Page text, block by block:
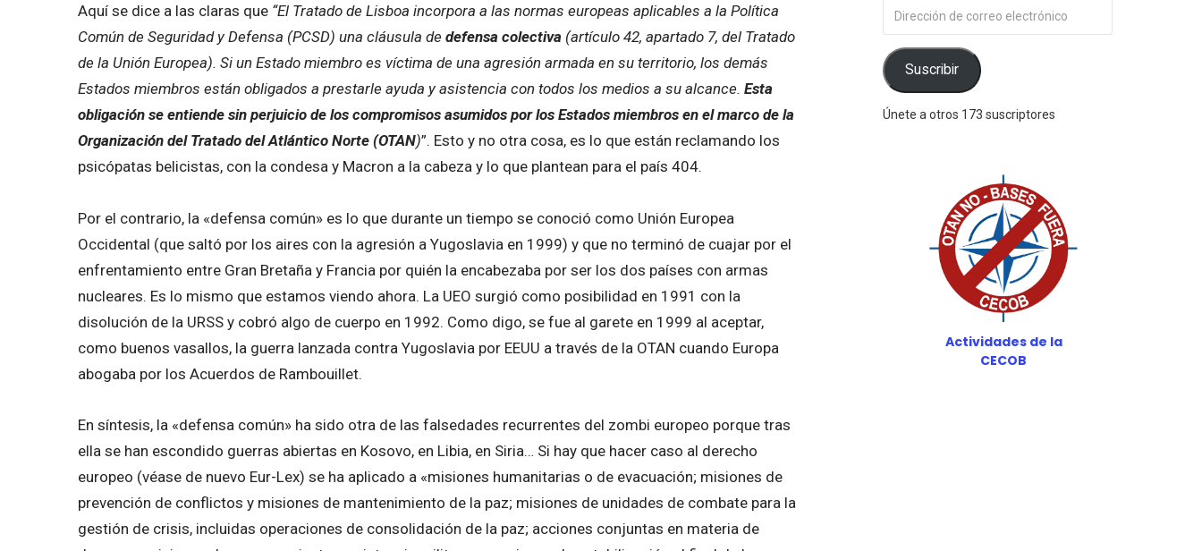
Aquí se dice a las claras que “El Tratado de Lisboa incorpora a las normas europeas aplicables a la Política
Común de Seguridad y Defensa (PCSD) una cláusula de defensa colectiva (artículo 42, apartado 7, del Tratado
de la Unión Europea). Si un Estado miembro es víctima de una agresión armada en su territorio, los demás
Estados miembros están obligados a prestarle ayuda y asistencia con todos los medios a su alcance. Esta
obligación se entiende sin perjuicio de los compromisos asumidos por los Estados miembros en el marco de la
Organización del Tratado del Atlántico Norte (OTAN)”. Esto y no otra cosa, es lo que están reclamando los
psicópatas belicistas, con la condesa y Macron a la cabeza y lo que plantean para el país 404.
Por el contrario, la «defensa común» es lo que durante un tiempo se conoció como Unión Europea
Occidental (que saltó por los aires con la agresión a Yugoslavia en 1999) y que no terminó de cuajar por el
enfrentamiento entre Gran Bretaña y Francia por quién la encabezaba por ser los dos países con armas
nucleares. Es lo mismo que estamos viendo ahora. La UEO surgió como posibilidad en 1991 con la
disolución de la URSS y cobró algo de cuerpo en 1992. Como digo, se fue al garete en 1999 al aceptar,
como buenos vasallos, la guerra lanzada contra Yugoslavia por EEUU a través de la OTAN cuando Europa
abogaba por los Acuerdos de Rambouillet.
En síntesis, la «defensa común» ha sido otra de las falsedades recurrentes del zombi europeo porque tras
ella se han escondido guerras abiertas en Kosovo, en Libia, en Siria… Si hay que hacer caso al derecho
europeo (véase de nuevo Eur-Lex) se ha aplicado a «misiones humanitarias o de evacuación; misiones de
prevención de conflictos y misiones de mantenimiento de la paz; misiones de unidades de combate para la
gestión de crisis, incluidas operaciones de consolidación de la paz; acciones conjuntas en materia de
de
correo
electrónico
Suscribir
Únete a otros 173 suscriptores
Actividades de la
CECOB